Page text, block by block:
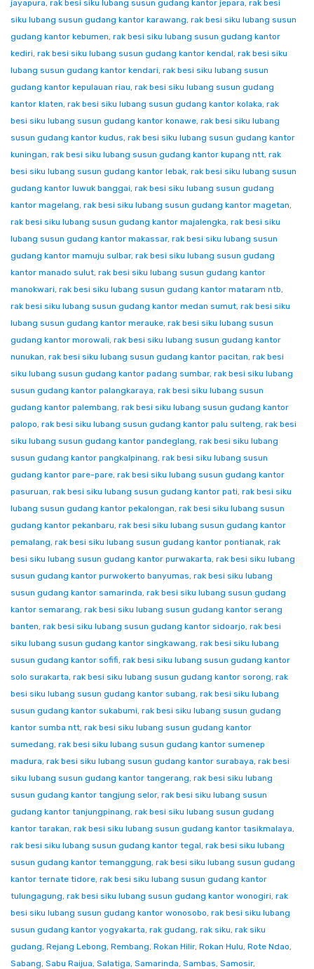
jayapura, rak besi siku lubang susun gudang kantor jepara, rak besi
siku lubang susun gudang kantor karawang, rak besi siku lubang susun
gudang kantor kebumen, rak besi siku lubang susun gudang kantor
kediri, rak besi siku lubang susun gudang kantor kendal, rak besi siku
lubang susun gudang kantor kendari, rak besi siku lubang susun
gudang kantor kepulauan riau, rak besi siku lubang susun gudang
kantor klaten, rak besi siku lubang susun gudang kantor kolaka, rak
besi siku lubang susun gudang kantor konawe, rak besi siku lubang
susun gudang kantor kudus, rak besi siku lubang susun gudang kantor
kuningan, rak besi siku lubang susun gudang kantor kupang ntt, rak
besi siku lubang susun gudang kantor lebak, rak besi siku lubang susun
gudang kantor luwuk banggai, rak besi siku lubang susun gudang
kantor magelang, rak besi siku lubang susun gudang kantor magetan,
rak besi siku lubang susun gudang kantor majalengka, rak besi siku
lubang susun gudang kantor makassar, rak besi siku lubang susun
gudang kantor mamuju sulbar, rak besi siku lubang susun gudang
kantor manado sulut, rak besi siku lubang susun gudang kantor
manokwari, rak besi siku lubang susun gudang kantor mataram ntb,
rak besi siku lubang susun gudang kantor medan sumut, rak besi siku
lubang susun gudang kantor merauke, rak besi siku lubang susun
gudang kantor morowali, rak besi siku lubang susun gudang kantor
nunukan, rak besi siku lubang susun gudang kantor pacitan, rak besi
siku lubang susun gudang kantor padang sumbar, rak besi siku lubang
susun gudang kantor palangkaraya, rak besi siku lubang susun
gudang kantor palembang, rak besi siku lubang susun gudang kantor
palopo, rak besi siku lubang susun gudang kantor palu sulteng, rak besi
siku lubang susun gudang kantor pandeglang, rak besi siku lubang
susun gudang kantor pangkalpinang, rak besi siku lubang susun
gudang kantor pare-pare, rak besi siku lubang susun gudang kantor
pasuruan, rak besi siku lubang susun gudang kantor pati, rak besi siku
lubang susun gudang kantor pekalongan, rak besi siku lubang susun
gudang kantor pekanbaru, rak besi siku lubang susun gudang kantor
pemalang, rak besi siku lubang susun gudang kantor pontianak, rak
besi siku lubang susun gudang kantor purwakarta, rak besi siku lubang
susun gudang kantor purwokerto banyumas, rak besi siku lubang
susun gudang kantor samarinda, rak besi siku lubang susun gudang
kantor semarang, rak besi siku lubang susun gudang kantor serang
banten, rak besi siku lubang susun gudang kantor sidoarjo, rak besi
siku lubang susun gudang kantor singkawang, rak besi siku lubang
susun gudang kantor sofifi, rak besi siku lubang susun gudang kantor
solo surakarta, rak besi siku lubang susun gudang kantor sorong, rak
besi siku lubang susun gudang kantor subang, rak besi siku lubang
susun gudang kantor sukabumi, rak besi siku lubang susun gudang
kantor sumba ntt, rak besi siku lubang susun gudang kantor
sumedang, rak besi siku lubang susun gudang kantor sumenep
madura, rak besi siku lubang susun gudang kantor surabaya, rak besi
siku lubang susun gudang kantor tangerang, rak besi siku lubang
susun gudang kantor tangjung selor, rak besi siku lubang susun
gudang kantor tanjungpinang, rak besi siku lubang susun gudang
kantor tarakan, rak besi siku lubang susun gudang kantor tasikmalaya,
rak besi siku lubang susun gudang kantor tegal, rak besi siku lubang
susun gudang kantor temanggung, rak besi siku lubang susun gudang
kantor ternate tidore, rak besi siku lubang susun gudang kantor
tulungagung, rak besi siku lubang susun gudang kantor wonogiri, rak
besi siku lubang susun gudang kantor wonosobo, rak besi siku lubang
susun gudang kantor yogyakarta, rak gudang, rak siku, rak siku
gudang, Rejang Lebong, Rembang, Rokan Hilir, Rokan Hulu, Rote Ndao,
Sabang, Sabu Raijua, Salatiga, Samarinda, Sambas, Samosir,